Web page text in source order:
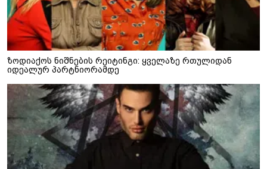
ზოდიაქოს ნიშნების რეიტინგი: ყველაზე რთულიდან
იდეალურ პარტნიორამდე